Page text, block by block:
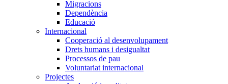
Migracions
Dependència
Educació
Internacional
Cooperació al desenvolupament
Drets humans i desigualtat
Processos de pau
Voluntariat internacional
Projectes